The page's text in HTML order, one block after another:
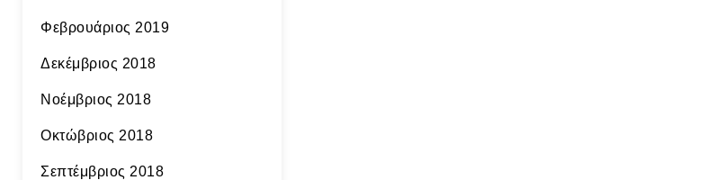
Φεβρουάριος 2019
Δεκέμβριος 2018
Νοέμβριος 2018
Οκτώβριος 2018
Σεπτέμβριος 2018